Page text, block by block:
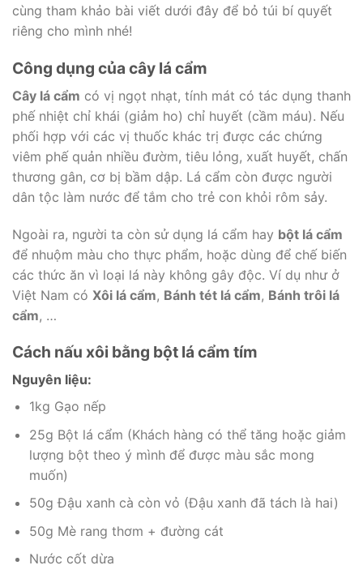
cùng tham khảo bài viết dưới đây để bỏ túi bí quyết
riêng cho mình nhé!
Công dụng của cây lá cẩm
Cây lá cẩm có vị ngọt nhạt, tính mát có tác dụng thanh
phế nhiệt chỉ khái (giảm ho) chỉ huyết (cầm máu). Nếu
phối hợp với các vị thuốc khác trị được các chứng
viêm phế quản nhiều đườm, tiêu lỏng, xuất huyết, chấn
thương gân, cơ bị bầm dập. Lá cẩm còn được người
dân tộc làm nước để tắm cho trẻ con khỏi rôm sảy.
Ngoài ra, người ta còn sử dụng lá cẩm hay bột lá cẩm
để nhuộm màu cho thực phẩm, hoặc dùng để chế biến
các thức ăn vì loại lá này không gây độc. Ví dụ như ở
Việt Nam có Xôi lá cẩm, Bánh tét lá cẩm, Bánh trôi lá
cẩm, …
Cách nấu xôi bằng bột lá cẩm tím
Nguyên liệu:
1kg Gạo nếp
25g Bột lá cẩm (Khách hàng có thể tăng hoặc giảm
lượng bột theo ý mình để được màu sắc mong
muốn)
50g Đậu xanh cà còn vỏ (Đậu xanh đã tách là hai)
50g Mè rang thơm + đường cát
Nước cốt dừa